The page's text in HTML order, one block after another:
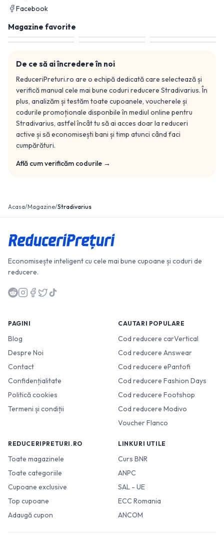
Facebook
Magazine favorite
De ce să ai încredere în noi
ReduceriPreturi.ro are o echipă dedicată care selectează și
verifică manual cele mai bune coduri reducere Stradivarius. În
plus, analizăm și testăm toate cupoanele, voucherele și
codurile promoționale disponbile în mediul online pentru
Stradivarius, astfel încât tu să ai acces doar la reduceri
active și să economisești bani și timp atunci când faci
cumpărături.
Află cum verificăm codurile →
Acasa/Magazine/Stradivarius
Economisește inteligent cu cele mai bune cupoane și coduri de
reducere.
PAGINI
Blog
Despre Noi
Contact
Confidențialitate
Politică cookies
Termeni și condiții
CAUTARI POPULARE
Cod reducere carVertical
Cod reducere Answear
Cod reducere ePantofi
Cod reducere Fashion Days
Cod reducere Footshop
Cod reducere Modivo
Voucher Flanco
REDUCERIPRETURI.RO
Toate magazinele
Toate categoriile
Cupoane exclusive
Top cupoane
Adaugă cupon
LINKURI UTILE
Curs BNR
ANPC
SAL - UE
ECC Romania
ANCOM